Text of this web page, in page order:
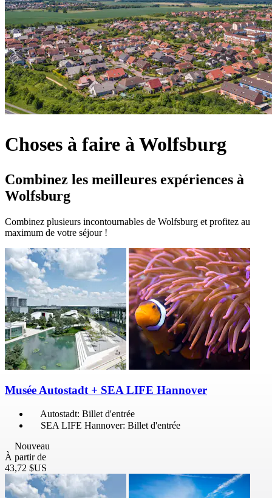
Choses à faire à Wolfsburg
Combinez les meilleures expériences à
Wolfsburg
Combinez plusieurs incontournables de Wolfsburg et profitez au
maximum de votre séjour !
Musée Autostadt + SEA LIFE Hannover
Autostadt: Billet d'entrée
SEA LIFE Hannover: Billet d'entrée
Nouveau
À partir de
43,72 $US